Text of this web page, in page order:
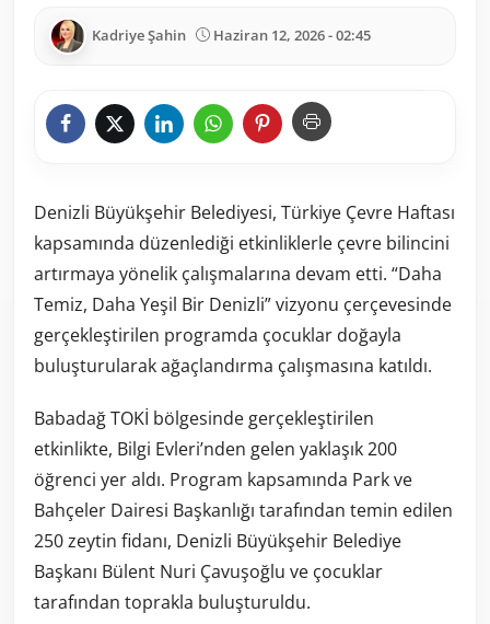
Kadriye Şahin Haziran 12, 2026 - 02:45
Denizli Büyükşehir Belediyesi, Türkiye Çevre Haftası
kapsamında düzenlediği etkinliklerle çevre bilincini
artırmaya yönelik çalışmalarına devam etti. “Daha
Temiz, Daha Yeşil Bir Denizli” vizyonu çerçevesinde
gerçekleştirilen programda çocuklar doğayla
buluşturularak ağaçlandırma çalışmasına katıldı.
Babadağ TOKİ bölgesinde gerçekleştirilen
etkinlikte, Bilgi Evleri’nden gelen yaklaşık 200
öğrenci yer aldı. Program kapsamında Park ve
Bahçeler Dairesi Başkanlığı tarafından temin edilen
250 zeytin fidanı, Denizli Büyükşehir Belediye
Başkanı Bülent Nuri Çavuşoğlu ve çocuklar
tarafından toprakla buluşturuldu.